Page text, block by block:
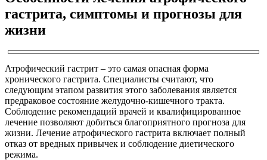
гастрита, симптомы и прогнозы для
жизни
Атрофический гастрит – это самая опасная форма
хронического гастрита. Специалисты считают, что
следующим этапом развития этого заболевания является
предраковое состояние желудочно-кишечного тракта.
Соблюдение рекомендаций врачей и квалифицированное
лечение позволяют добиться благоприятного прогноза для
жизни. Лечение атрофического гастрита включает полный
отказ от вредных привычек и соблюдение диетического
режима.